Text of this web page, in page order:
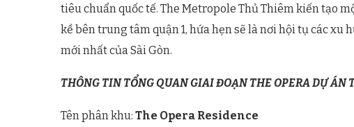
tiêu chuẩn quốc tế. The Metropole Thủ Thiêm kiến tạo
kề bên trung tâm quận 1, hứa hẹn sẽ là nơi hội tụ các
mới nhất của Sài Gòn.
THÔNG TIN TỔNG QUAN GIAI ĐOẠN THE OPERA DỰ ÁN
Tên phân khu: The Opera Residence